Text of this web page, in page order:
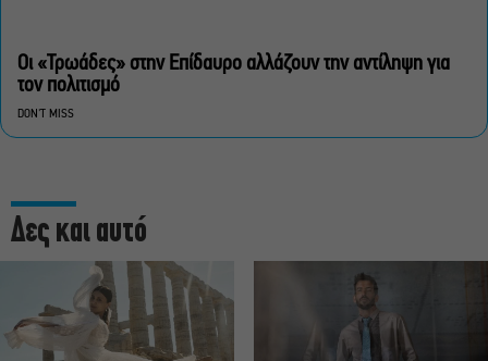
Οι «Τρωάδες» στην Επίδαυρο αλλάζουν την αντίληψη για
τον πολιτισμό
DON'T MISS
Δες και αυτό